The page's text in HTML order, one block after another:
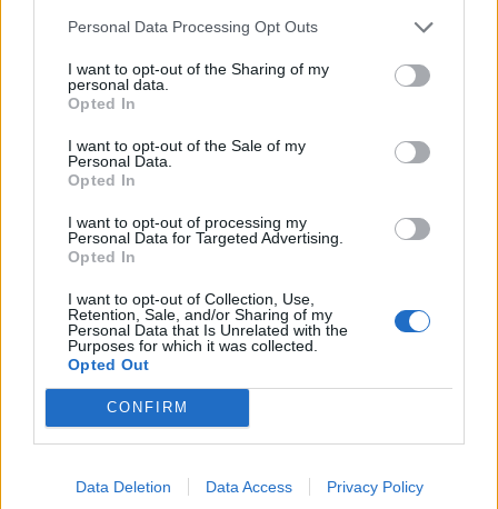
Personal Data Processing Opt Outs
I want to opt-out of the Sharing of my
personal data.
Opted In
I want to opt-out of the Sale of my
Personal Data.
Opted In
I want to opt-out of processing my
Personal Data for Targeted Advertising.
Opted In
I want to opt-out of Collection, Use,
Retention, Sale, and/or Sharing of my
Personal Data that Is Unrelated with the
Purposes for which it was collected.
Opted Out
CONFIRM
Data Deletion Data Access Privacy Policy
SEMPLIFICATA
ITALIA S.R.L.
10-25 milioni
LIVORNO S.R.L.
2-5 milioni
G.E.C. SRL 1-2 milioni
BRIONI TEKNICS
S.A.S. DI BRIONI
LUCA E C.
PRISMA
Santo Stefano di